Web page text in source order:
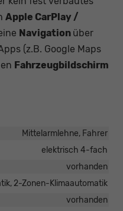
Apple CarPlay /
Navigation über
(z.B. Google Maps
Fahrzeugbildschirm
Mittelarmlehne, Fahrer
elektrisch 4-fach
vorhanden
2-Zonen-Klimaautomatik
vorhanden